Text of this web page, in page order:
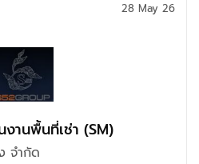
านพื้นที่เช่า (SM)
จำกัด
28 May 26